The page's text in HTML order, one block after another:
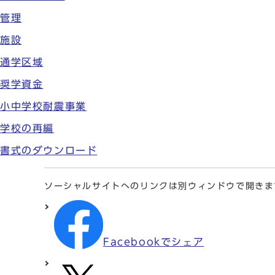
管理
施設
通学区域
奨学資金
小中学校耐震事業
学校の再編
書式のダウンロード
ソーシャルサイトへのリンクは別ウィンドウで開き
Facebookでシェア